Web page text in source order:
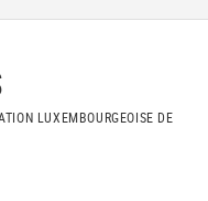
LUXEMBOURGEOISE DE